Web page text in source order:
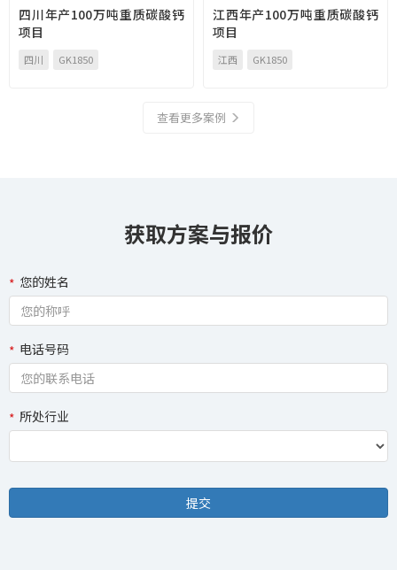
四川年产100万吨重质碳酸钙
项目
四川 GK1850
江西年产100万吨重质碳酸钙
项目
江西 GK1850
查看更多案例
获取方案与报价
您的姓名
电话号码
所处行业